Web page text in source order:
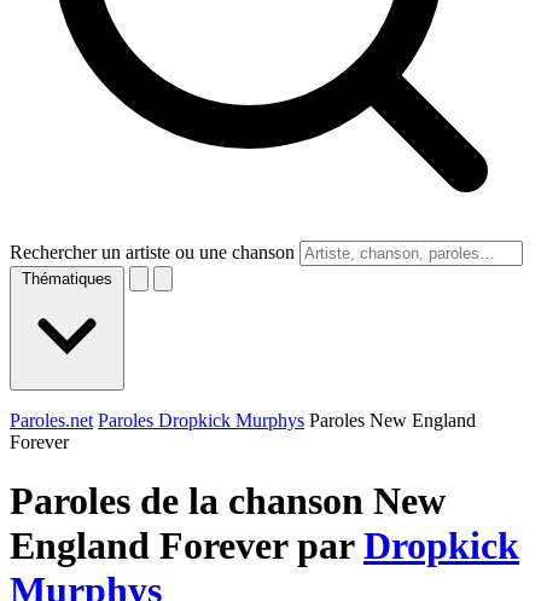
Rechercher un artiste ou une chanson
Thématiques
Paroles.net Paroles Dropkick Murphys Paroles New England
Forever
Paroles de la chanson New
England Forever parDropkick
Murphys